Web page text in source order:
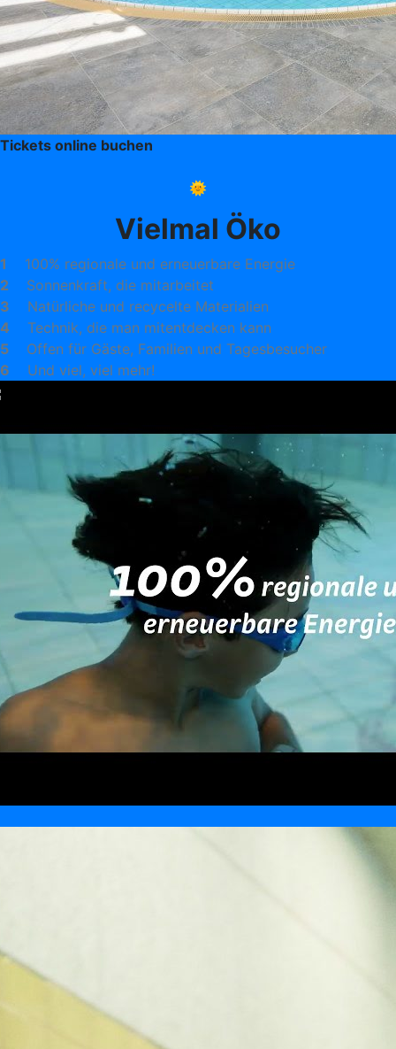
Tickets online buchen
🌞
Vielmal Öko
1
100% regionale und erneuerbare Energie
2
Sonnenkraft, die mitarbeitet
3
Natürliche und recycelte Materialien
4
Technik, die man mitentdecken kann
5
Offen für Gäste, Familien und Tagesbesucher
6
Und viel, viel mehr!